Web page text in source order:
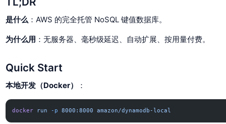
是什么 ：AWS 的完全托管 NoSQL 键值数据库。
为什么用 ：无服务器、毫秒级延迟、自动扩展、按用量付费。
Quick Start
本地开发（Docker） ：
docker run -p 8000:8000 amazon/dynamodb-local